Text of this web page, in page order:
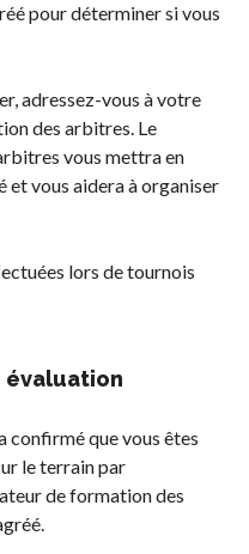
pour déterminer si vous
adressez-vous à votre
des arbitres. Le
vous mettra en
et vous aidera à organiser
lors de tournois
évaluation
confirmé que vous êtes
le terrain par
de formation des